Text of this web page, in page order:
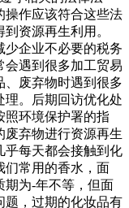
操作应该符合这些法
资源再生利用。
少企业不必要的税务
会遇到很多加工贸易
、废弃物时遇到很多
理。后期回访优化处
照环境保护署的指
废弃物进行资源再生
乎每天都会接触到化
们常用的香水，面
期为-年不等，但面
题，过期的化妆品有